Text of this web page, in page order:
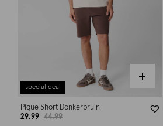
special deal
Pique Short Donkerbruin
29.99
44.99